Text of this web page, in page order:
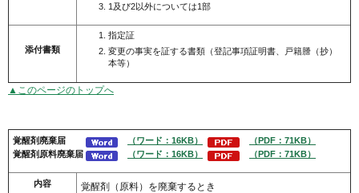
1及び2以外については1部
添付書類
指定証
変更の事実を証する書類（登記事項証明書、戸籍謄（抄）
本等）
▲このページのトップへ
覚醒剤廃棄届 （ワード：16KB）
（PDF：71KB）
覚醒剤 原料廃棄届 （ワード：16KB） （PDF：71KB）
内容 覚醒剤（原料）を廃棄するとき